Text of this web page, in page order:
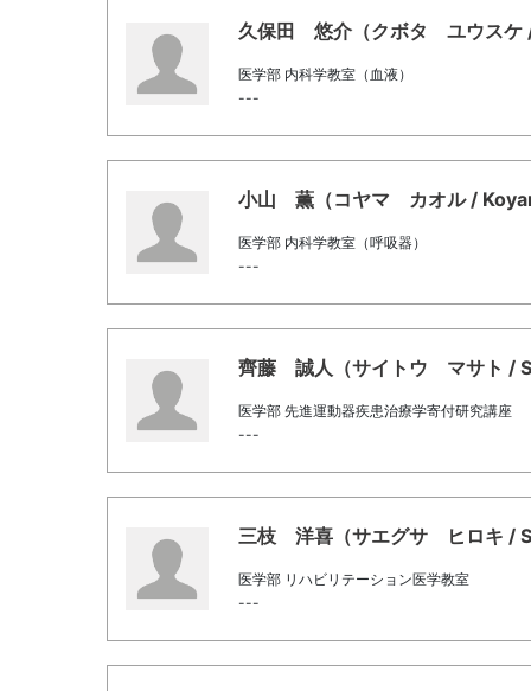
久保田 悠介（クボタ ユウスケ
医学部 内科学教室（血液）
---
小山 薫（コヤマ カオル /
医学部 内科学教室（呼吸器）
---
齊藤 誠人（サイトウ マサト /
医学部 先進運動器疾患治療学寄付研究講座
---
三枝 洋喜（サエグサ ヒロキ /
医学部 リハビリテーション医学教室
---